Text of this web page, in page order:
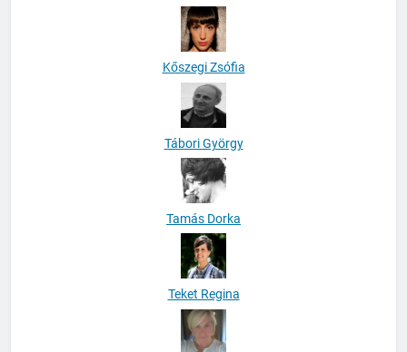
Kőszegi Zsófia
Tábori György
Tamás Dorka
Teket Regina